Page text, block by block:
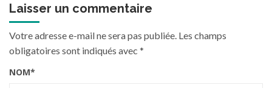
Laisser un commentaire
Votre adresse e-mail ne sera pas publiée. Les champs
obligatoires sont indiqués avec *
NOM*